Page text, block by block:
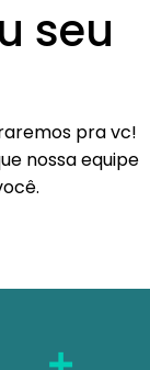
seu
pra vc!
nossa equipe